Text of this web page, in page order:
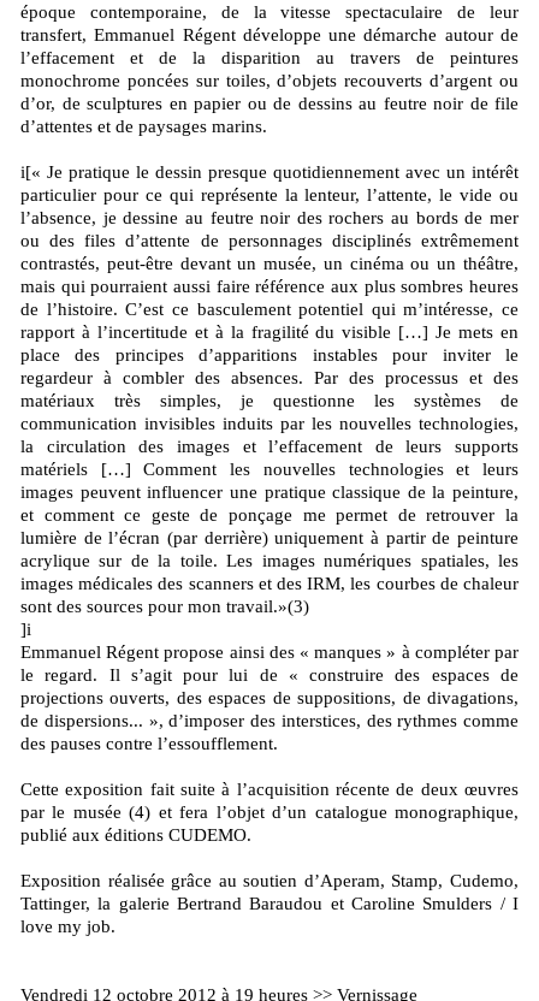
époque contemporaine, de la vitesse spectaculaire de leur
transfert, Emmanuel Régent développe une démarche autour de
l’effacement et de la disparition au travers de peintures
monochrome poncées sur toiles, d’objets recouverts d’argent ou
d’or, de sculptures en papier ou de dessins au feutre noir de file
d’attentes et de paysages marins.
i[« Je pratique le dessin presque quotidiennement avec un intérêt
particulier pour ce qui représente la lenteur, l’attente, le vide ou
l’absence, je dessine au feutre noir des rochers au bords de mer
ou des files d’attente de personnages disciplinés extrêmement
contrastés, peut-être devant un musée, un cinéma ou un théâtre,
mais qui pourraient aussi faire référence aux plus sombres heures
de l’histoire. C’est ce basculement potentiel qui m’intéresse, ce
rapport à l’incertitude et à la fragilité du visible […] Je mets en
place des principes d’apparitions instables pour inviter le
regardeur à combler des absences. Par des processus et des
matériaux très simples, je questionne les systèmes de
communication invisibles induits par les nouvelles technologies,
la circulation des images et l’effacement de leurs supports
matériels […] Comment les nouvelles technologies et leurs
images peuvent influencer une pratique classique de la peinture,
et comment ce geste de ponçage me permet de retrouver la
lumière de l’écran (par derrière) uniquement à partir de peinture
acrylique sur de la toile. Les images numériques spatiales, les
images médicales des scanners et des IRM, les courbes de chaleur
sont des sources pour mon travail.»(3)
]i
Emmanuel Régent propose ainsi des « manques » à compléter par
le regard. Il s’agit pour lui de « construire des espaces de
projections ouverts, des espaces de suppositions, de divagations,
de dispersions... », d’imposer des interstices, des rythmes comme
des pauses contre l’essoufflement.
Cette exposition fait suite à l’acquisition récente de deux œuvres
par le musée (4) et fera l’objet d’un catalogue monographique,
publié aux éditions CUDEMO.
Exposition réalisée grâce au soutien d’Aperam, Stamp, Cudemo,
Tattinger, la galerie Bertrand Baraudou et Caroline Smulders / I
love my job.
Vendredi 12 octobre 2012 à 19 heures >> Vernissage